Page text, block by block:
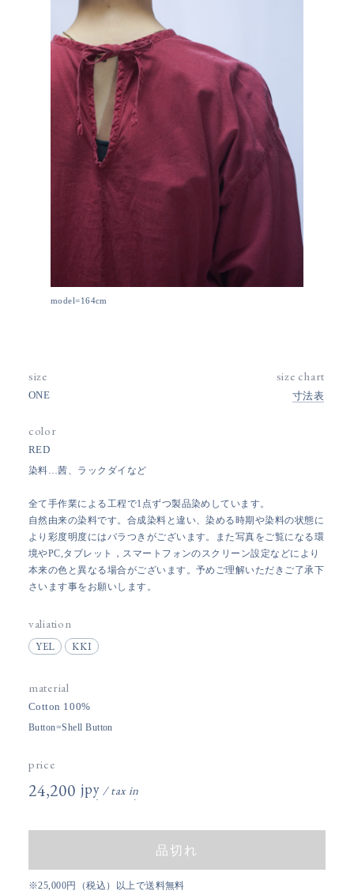
model=164cm
size size chart
ONE 寸法表
color
RED
染料…茜、ラックダイなど
全て手作業による工程で1点ずつ製品染めしています。
自然由来の染料です。合成染料と違い、染める時期や染料の状態に
より彩度明度にはバラつきがございます。また写真をご覧になる環
境やPC,タブレット，スマートフォンのスクリーン設定などにより
本来の色と異なる場合がございます。予めご理解いただきご了承下
さいます事をお願いします。
valiation
YEL KKI
material
Cotton 100%
Button=Shell Button
price
24,200円(税込)
品切れ
※25,000円（税込）以上で送料無料